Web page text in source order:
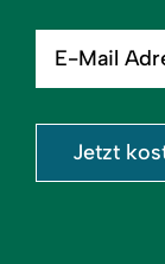
Mail
eingeben
Jetzt